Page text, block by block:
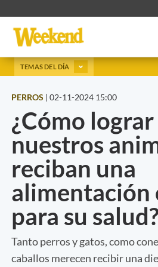
TEMAS DEL DÍA
PERROS | 02-11-2024 15:00
¿Cómo
nuestros
reciban una
alimentación
para su
Tanto perros y gatos, como
caballos merecen recibir una